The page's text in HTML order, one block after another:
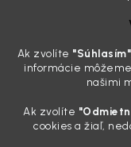
Ak zvolíte "Súhlasím"
informácie
našimi
Ak zvolíte
cookies a žiaľ,
Poznáte ten moment.
„upratanom“ aute, no
mriežkach ventilácie,
drzo pozerá prach.
Detailing nemusí